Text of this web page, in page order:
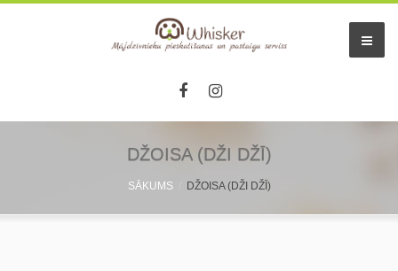
DŽOISA (DŽI DŽĪ)
SĀKUMS DŽOISA (DŽI DŽĪ)